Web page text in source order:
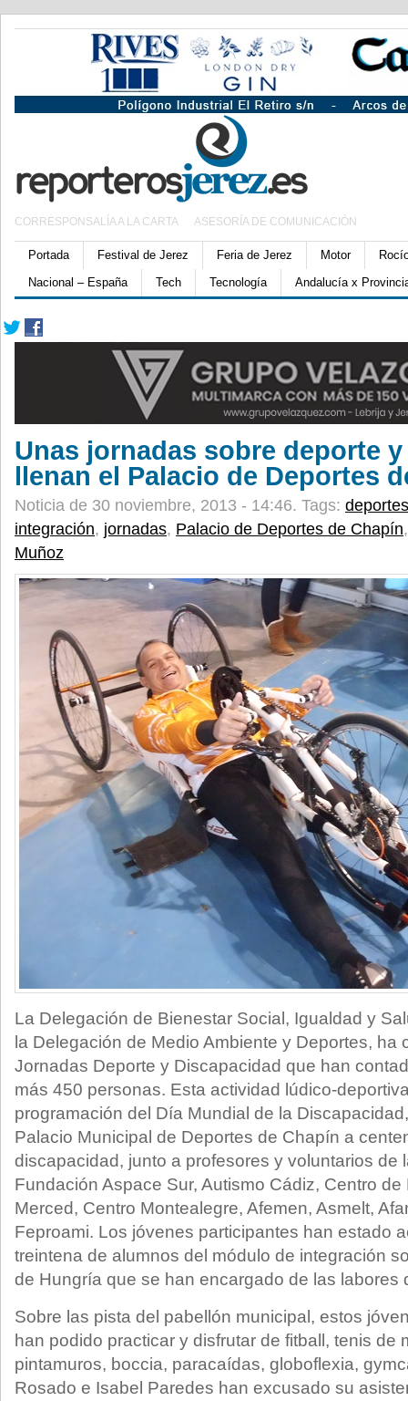
CORRESPONSALÍA A LA CARTA ASESORÍA DE COMUNICACIÓN
Portada Festival de Jerez Feria de Jerez Motor
Nacional – España
Tech Tecnología Andalucía x
Unas jornadas sobre deporte
llenan el Palacio de Deportes
Noticia de 30 noviembre, 2013 - 14:46. Tags: deportes
integración, jornadas, Palacio de Deportes de Chapín
Muñoz
La Delegación de Bienestar Social, Igualdad y
la Delegación de Medio Ambiente y Deportes, ha
Jornadas Deporte y Discapacidad que han
más 450 personas. Esta actividad lúdico-
programación del Día Mundial de la
Palacio Municipal de Deportes de Chapín a
discapacidad, junto a profesores y voluntarios de
Fundación Aspace Sur, Autismo Cádiz, Centro
Merced, Centro Montealegre, Afemen, Asmelt,
Feproami. Los jóvenes participantes han estado
treintena de alumnos del módulo de integración
de Hungría que se han encargado de las labores
Sobre las pista del pabellón municipal, estos
han podido practicar y disfrutar de fitball, tenis de
pintamuros, boccia, paracaídas, globoflexia,
Rosado e Isabel Paredes han excusado su